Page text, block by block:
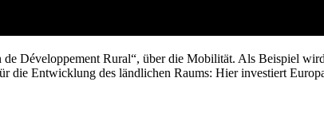
Développement Rural“, über die Mobilität. Als Beispiel
die Entwicklung des ländlichen Raums: Hier investiert